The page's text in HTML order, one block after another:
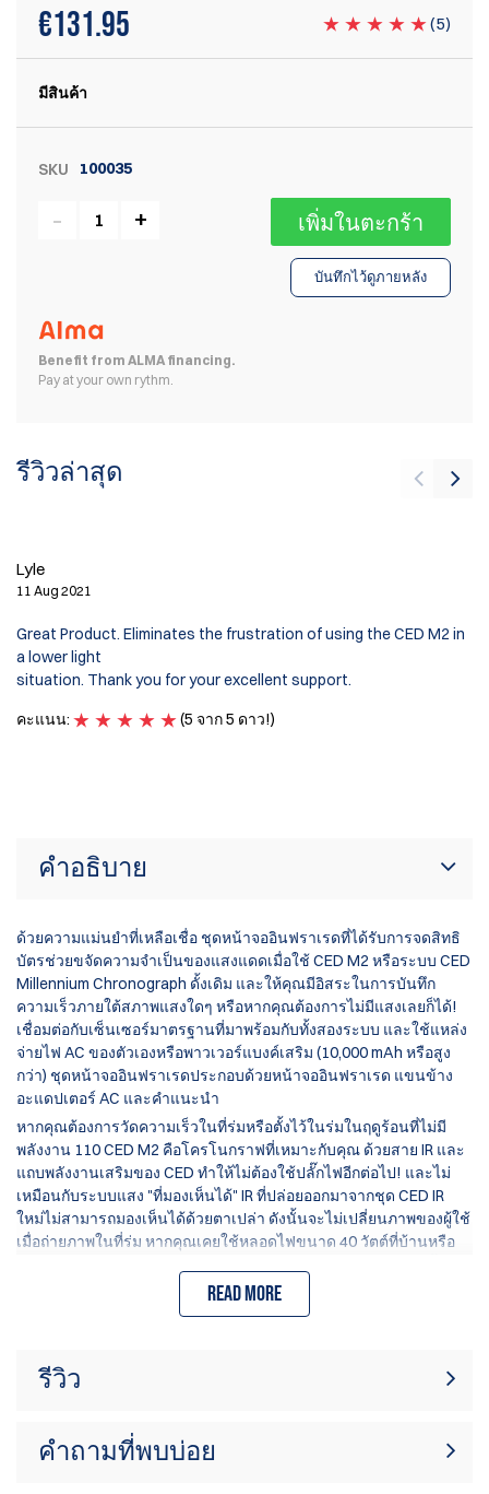
€131.95 (5)
มีสินค้า
SKU 100035
เพิ่มในตะกร้า
บันทึกไว้ดูภายหลัง
Benefit from ALMA financing.
Pay at your own rythm.
รีวิวล่าสุด
Lyle
11 Aug 2021
Great Product. Eliminates the frustration of using the CED M2 in
a lower light
situation. Thank you for your excellent support.
คะแนน:
(5 จาก 5 ดาว!)
คำอธิบาย
ด้วยความแม่นยำที่เหลือเชื่อ ชุดหน้าจออินฟราเรดที่ได้รับการจดสิทธิ
บัตรช่วยขจัดความจำเป็นของแสงแดดเมื่อใช้ CED M2 หรือระบบ CED
Millennium Chronograph ดั้งเดิม และให้คุณมีอิสระในการบันทึก
ความเร็วภายใต้สภาพแสงใดๆ หรือหากคุณต้องการไม่มีแสงเลยก็ได้!
เชื่อมต่อกับเซ็นเซอร์มาตรฐานที่มาพร้อมกับทั้งสองระบบ และใช้แหล่ง
จ่ายไฟ AC ของตัวเองหรือพาวเวอร์แบงค์เสริม (10,000 mAh หรือสูง
กว่า) ชุดหน้าจออินฟราเรดประกอบด้วยหน้าจออินฟราเรด แขนข้าง
อะแดปเตอร์ AC และคำแนะนำ
หากคุณต้องการวัดความเร็วในที่ร่มหรือตั้งไว้ในร่มในฤดูร้อนที่ไม่มี
พลังงาน 110 CED M2 คือโครโนกราฟที่เหมาะกับคุณ ด้วยสาย IR และ
แถบพลังงานเสริมของ CED ทำให้ไม่ต้องใช้ปลั๊กไฟอีกต่อไป! และไม่
เหมือนกับระบบแสง "ที่มองเห็นได้" IR ที่ปล่อยออกมาจากชุด CED IR
ใหม่ไม่สามารถมองเห็นได้ด้วยตาเปล่า ดังนั้นจะไม่เปลี่ยนภาพของผู้ใช้
เมื่อถ่ายภาพในที่ร่ม หากคุณเคยใช้หลอดไฟขนาด 40 วัตต์ที่บ้านหรือ
ทนทานต่อการใช้งานหนัก และมักจะ "แตก" ในเวลาที่ไม่เหมาะ การ
ออกแบบโซลิดสเตตของชุดหน้าจออินฟราเรด CED ทำให้สามารถติด
Read more
รีวิว
ขณะนี้ไม่มีบทวิจารณ์สินค้า เป็นคนแรกที่
เขียนรีวิว
คำถามที่พบบ่อย